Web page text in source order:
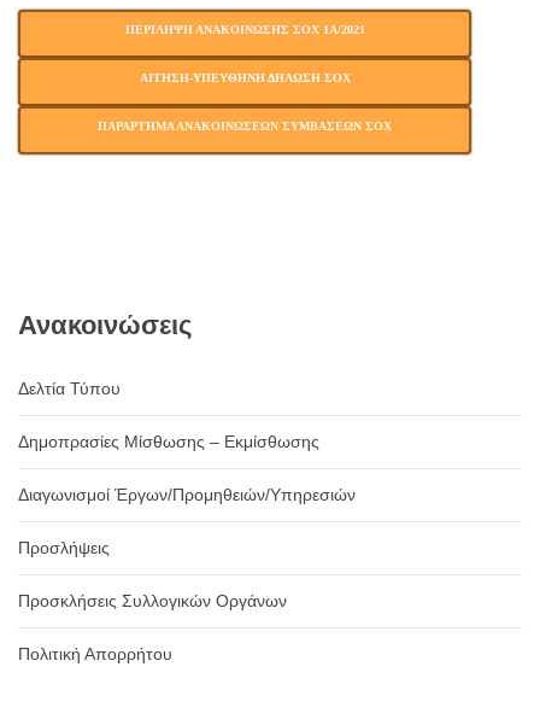
ΠΕΡΙΛΗΨΗ ΑΝΑΚΟΙΝΩΣΗΣ ΣΟΧ 1Α/2021
ΑΙΤΗΣΗ-ΥΠΕΥΘΗΝΗ ΔΗΛΩΣΗ ΣΟΧ
ΠΑΡΑΡΤΗΜΑ ΑΝΑΚΟΙΝΩΣΕΩΝ ΣΥΜΒΑΣΕΩΝ ΣΟΧ
Ανακοινώσεις
Δελτία Τύπου
Δημοπρασίες Μίσθωσης – Εκμίσθωσης
Διαγωνισμοί Έργων/Προμηθειών/Υπηρεσιών
Προσλήψεις
Προσκλήσεις Συλλογικών Οργάνων
Πολιτική Απορρήτου